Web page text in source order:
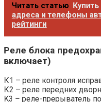
Читать статью
адреса и телефоны
рейтинги
Реле блока
включает)
К1 – реле контроля
К2 – реле передних
K3 – реле-прерыватель